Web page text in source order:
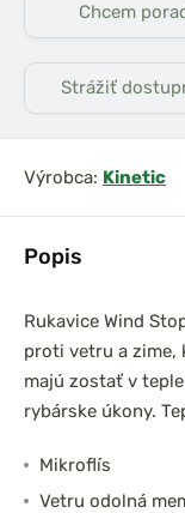
s
Armor
Delphin
Popis
Rukavice Wind
proti vetru a zime,
majú zostať v
rybárske úkony.
Mikroflís
Vetru odolná
Chcem
Strážiť
Výrobca: Kinetic